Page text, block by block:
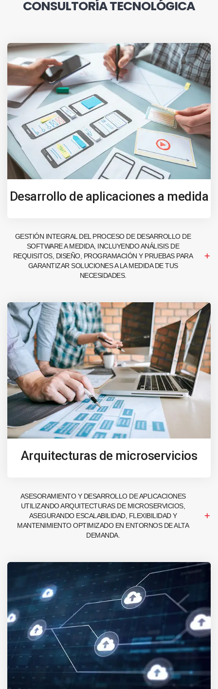
CONSULTORÍA TECNOLÓGICA
Desarrollo de aplicaciones a medida
GESTIÓN INTEGRAL DEL PROCESO DE DESARROLLO DE
SOFTWARE A MEDIDA, INCLUYENDO ANÁLISIS DE
REQUISITOS, DISEÑO, PROGRAMACIÓN Y PRUEBAS PARA
GARANTIZAR SOLUCIONES A LA MEDIDA DE TUS
NECESIDADES.
Arquitecturas de microservicios
ASESORAMIENTO Y DESARROLLO DE APLICACIONES
UTILIZANDO ARQUITECTURAS DE MICROSERVICIOS,
ASEGURANDO ESCALABILIDAD, FLEXIBILIDAD Y
MANTENIMIENTO OPTIMIZADO EN ENTORNOS DE ALTA
DEMANDA.